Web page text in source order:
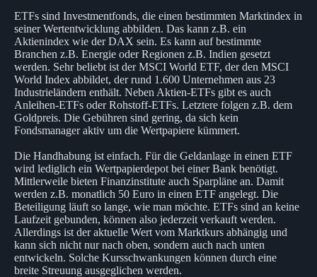
ETFs sind Investmentfonds, die einen bestimmten Marktindex in
seiner Wertentwicklung abbilden. Das kann z.B. ein
Aktienindex wie der DAX sein. Es kann auf bestimmte
Branchen z.B. Energie oder Regionen z.B. Indien gesetzt
werden. Sehr beliebt ist der MSCI World ETF, der den MSCI
World Index abbildet, der rund 1.600 Unternehmen aus 23
Industrieländern enthält. Neben Aktien-ETFs gibt es auch
Anleihen-ETFs oder Rohstoff-ETFs. Letztere folgen z.B. dem
Goldpreis. Die Gebühren sind gering, da sich kein
Fondsmanager aktiv um die Wertpapiere kümmert.
Die Handhabung ist einfach. Für die Geldanlage in einen ETF
wird lediglich ein Wertpapierdepot bei einer Bank benötigt.
Mittlerweile bieten Finanzinstitute auch Sparpläne an. Damit
werden z.B. monatlich 50 Euro in einen ETF angelegt. Die
Beteiligung läuft so lange, wie man möchte. ETFs sind an keine
Laufzeit gebunden, können also jederzeit verkauft werden.
Allerdings ist der aktuelle Wert vom Marktkurs abhängig und
kann sich nicht nur nach oben, sondern auch nach unten
entwickeln. Solche Kursschwankungen können durch eine
breite Streuung ausgeglichen werden.